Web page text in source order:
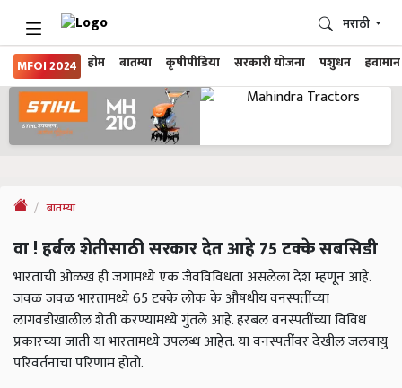
MFOI 2024 होम बातम्या कृषीपीडिया सरकारी योजना पशुधन हवामान
मराठी
बातम्या
वा ! हर्बल शेतीसाठी सरकार देत आहे 75 टक्के सबसिडी
भारताची ओळख ही जगामध्ये एक जैवविविधता असलेला देश म्हणून आहे.
जवळ जवळ भारतामध्ये 65 टक्के लोक के औषधीय वनस्पतींच्या
लागवडीखालील शेती करण्यामध्ये गुंतले आहे. हरबल वनस्पतींच्या विविध
प्रकारच्या जाती या भारतामध्ये उपलब्ध आहेत. या वनस्पतींवर देखील जलवायु
परिवर्तनाचा परिणाम होतो.